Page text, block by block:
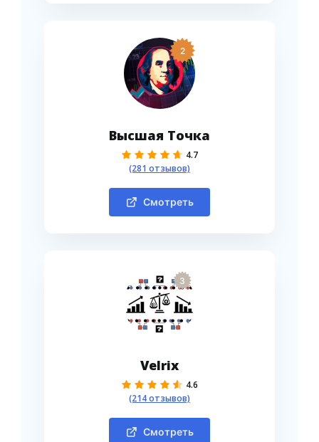
2
Высшая Точка
4.7
(281 отзывов)
Смотреть
3
Velrix
4.6
(214 отзывов)
Смотреть